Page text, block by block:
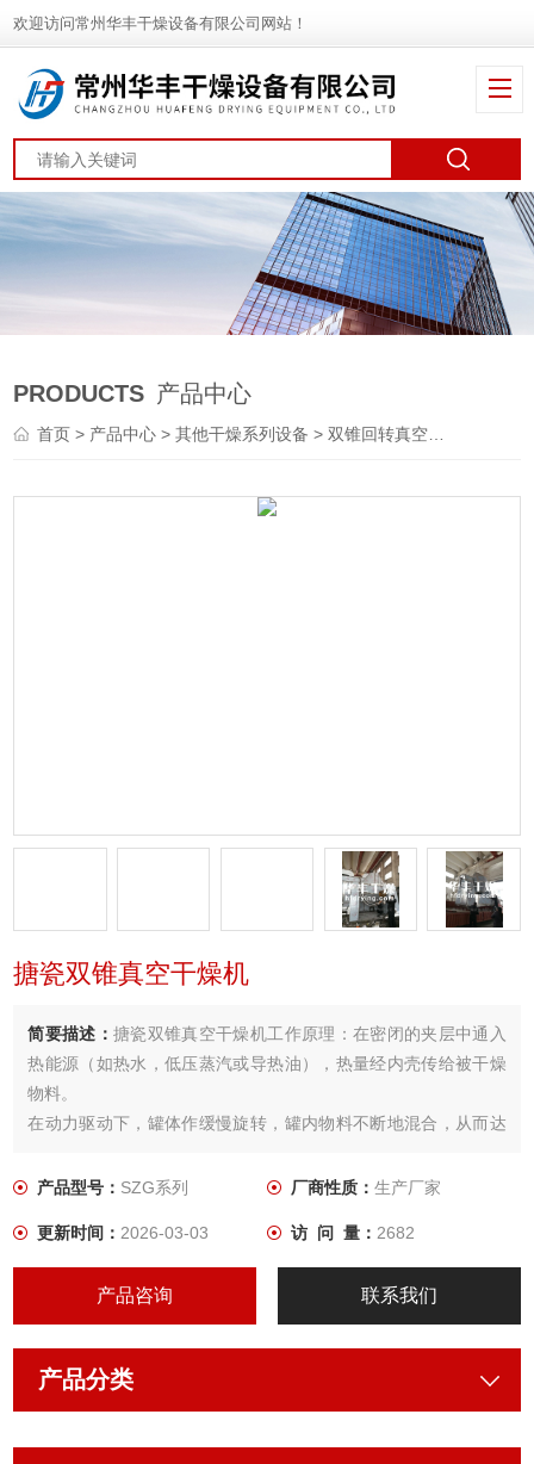
欢迎访问常州华丰干燥设备有限公司网站！
PRODUCTS 产品中心
首页> 产品中心 >其他干燥系列设备 >双锥回转真空干燥机
搪瓷双锥真空干燥机
简要描述： 搪瓷双锥真空干燥机工作原理：在密闭的夹层中通入
热能源（如热水，低压蒸汽或导热油），热量经内壳传给被干燥
物料。
在动力驱动下，罐体作缓慢旋转，罐内物料不断地混合，从而达
产品型号： SZG系列 厂商性质： 生产厂家
更新时间：2026-03-03 访 问 量： 2682
产品咨询 联系我们
产品分类